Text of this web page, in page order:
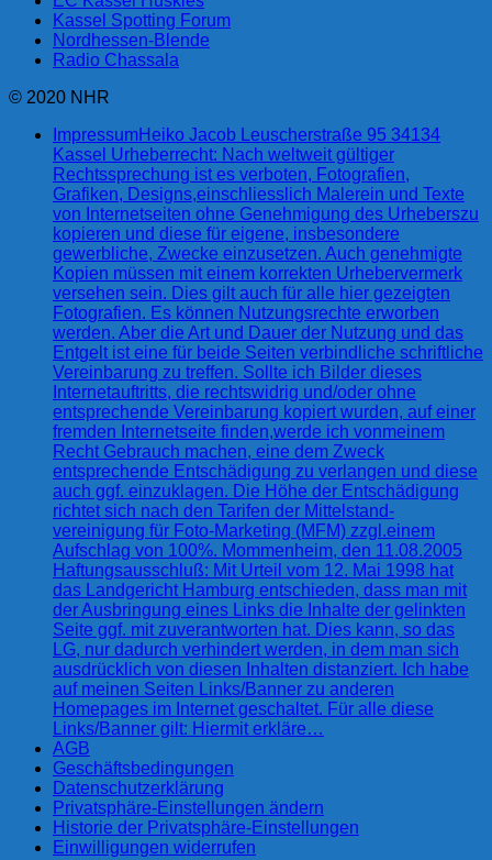
Kassel Spotting Forum
Nordhessen-Blende
Radio Chassala
© 2020 NHR
ImpressumHeiko Jacob Leuscherstraße 95 34134
Kassel Urheberrecht: Nach weltweit gültiger
Rechtssprechung ist es verboten, Fotografien,
Grafiken, Designs,einschliesslich Malerein und Texte
von Internetseiten ohne Genehmigung des Urheberszu
kopieren und diese für eigene, insbesondere
gewerbliche, Zwecke einzusetzen. Auch genehmigte
Kopien müssen mit einem korrekten Urhebervermerk
versehen sein. Dies gilt auch für alle hier gezeigten
Fotografien. Es können Nutzungsrechte erworben
werden. Aber die Art und Dauer der Nutzung und das
Entgelt ist eine für beide Seiten verbindliche schriftliche
Vereinbarung zu treffen. Sollte ich Bilder dieses
Internetauftritts, die rechtswidrig und/oder ohne
entsprechende Vereinbarung kopiert wurden, auf einer
fremden Internetseite finden,werde ich vonmeinem
Recht Gebrauch machen, eine dem Zweck
entsprechende Entschädigung zu verlangen und diese
auch ggf. einzuklagen. Die Höhe der Entschädigung
richtet sich nach den Tarifen der Mittelstand-
vereinigung für Foto-Marketing (MFM) zzgl.einem
Aufschlag von 100%. Mommenheim, den 11.08.2005
Haftungsausschluß: Mit Urteil vom 12. Mai 1998 hat
das Landgericht Hamburg entschieden, dass man mit
der Ausbringung eines Links die Inhalte der gelinkten
Seite ggf. mit zuverantworten hat. Dies kann, so das
LG, nur dadurch verhindert werden, in dem man sich
ausdrücklich von diesen Inhalten distanziert. Ich habe
auf meinen Seiten Links/Banner zu anderen
Homepages im Internet geschaltet. Für alle diese
Links/Banner gilt: Hiermit erkläre…
AGB
Geschäftsbedingungen
Datenschutzerklärung
Privatsphäre-Einstellungen ändern
Historie der Privatsphäre-Einstellungen
Einwilligungen widerrufen